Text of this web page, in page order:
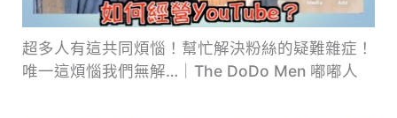
超多人有這共同煩惱！幫忙解決粉絲的疑難雜症！
唯一這煩惱我們無解…｜The DoDo Men 嘟嘟人